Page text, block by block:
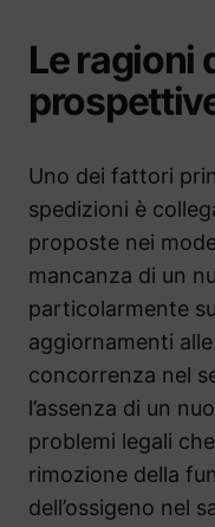
Le ragioni
Uno dei fattori
spedizioni è
proposte nei
mancanza di un
particolarmente
aggiornamenti
concorrenza nel
l’assenza di un
problemi legali
rimozione della
dell’ossigeno nel